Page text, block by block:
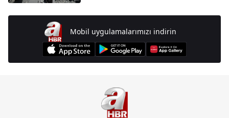
Mobil uygulamalarımızı indirin